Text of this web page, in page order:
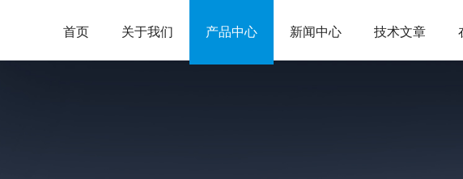
首页 关于我们 产品中心 新闻中心 技术文章